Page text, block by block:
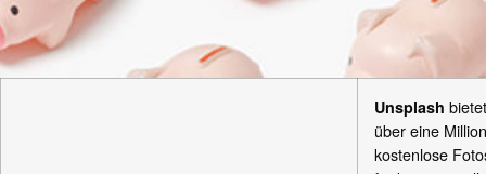
Unsplash bietet
über eine Million
kostenlose